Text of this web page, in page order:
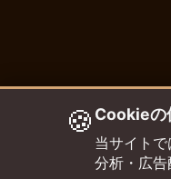
🍪 Cookieの
当サイト
分析・広告